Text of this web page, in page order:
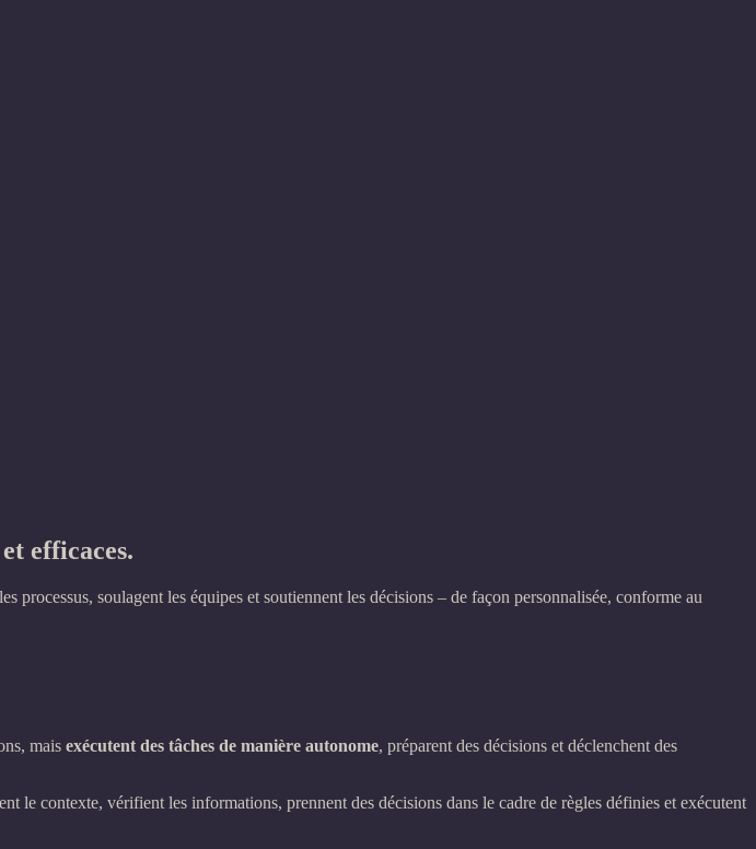
efficaces.
processus, soulagent les équipes et soutiennent les décisions – de façon personnalisée, conforme au
mais exécutent des tâches de manière autonome, préparent des décisions et déclenchent des
le contexte, vérifient les informations, prennent des décisions dans le cadre de règles définies et exécutent